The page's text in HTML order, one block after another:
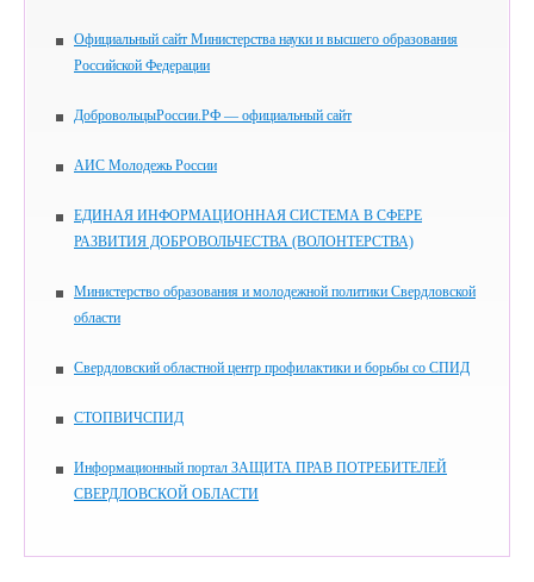
Официальный сайт Министерства науки и высшего образования
Российской Федерации
ДобровольцыРоссии.РФ — официальный сайт
АИС Молодежь России
ЕДИНАЯ ИНФОРМАЦИОННАЯ СИСТЕМА В СФЕРЕ
РАЗВИТИЯ ДОБРОВОЛЬЧЕСТВА (ВОЛОНТЕРСТВА)
Министерство образования и молодежной политики Свердловской
области
Свердловский областной центр профилактики и борьбы со СПИД
СТОПВИЧСПИД
Информационный портал ЗАЩИТА ПРАВ ПОТРЕБИТЕЛЕЙ
СВЕРДЛОВСКОЙ ОБЛАСТИ